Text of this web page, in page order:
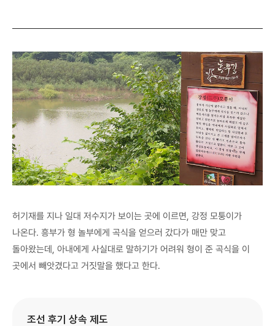
허기재를 지나 일대 저수지가 보이는 곳에 이르면, 강정 모퉁이가
나온다. 흥부가 형 놀부에게 곡식을 얻으러 갔다가 매만 맞고
돌아왔는데, 아내에게 사실대로 말하기가 어려워 형이 준 곡식을 이
곳에서 빼앗겼다고 거짓말을 했다고 한다.
조선 후기 상속 제도